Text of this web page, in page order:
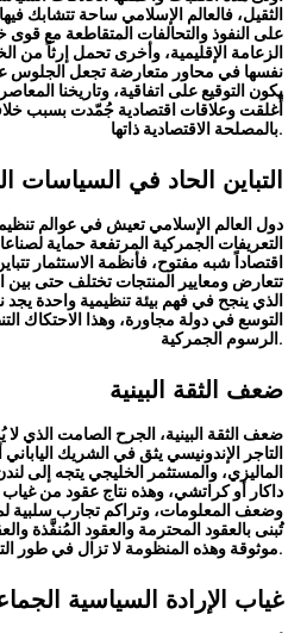
الثقيل، فالعالم الإسلامي ساحة تتشابك
على النفوذ والتحالفات المتقاطعة مع
الزعامة الإقليمية، وأخرى تحمل إرثاً من
نفسها في محاور متعارضة تجعل الجلوس
يكون التوقيع على اتفاقية، وتاريخنا
أُغلقت وعلاقات اقتصادية جُمّدت بسبب
بالمصلحة الاقتصادية ذاتها.
التباين الحاد في السياسات
دول العالم الإسلامي تعيش في عوالم
التعريفات الجمركية المرتفعة حماية
اقتصاداً شبه مفتوح، فأنظمة الاستثمار
تتعارض ومعايير المنتجات تختلف حتى بين
الذي ينجح في فهم بيئة تنظيمية واحدة
التوسع في دولة مجاورة، وهذا الاحتكاك
الرسوم الجمركية.
ضعف الثقة البينية
ضعف الثقة البينية، الجرح الصامت الذي لا
التاجر الإندونيسي يثق في الشريك
الماليزي، والمستثمر الخليجي يتجه إلى
داكار أو كراتشي، وهذه نتاج عقود من غياب
وضعف المعلومات، وتراكم تجارب سلبية
تُبنى بالعقود المحترمة والعقود المُنفَّذة
موثوقة وهذه المنظومة لا تزال في طور التشكّل.
غياب الإرادة السياسية